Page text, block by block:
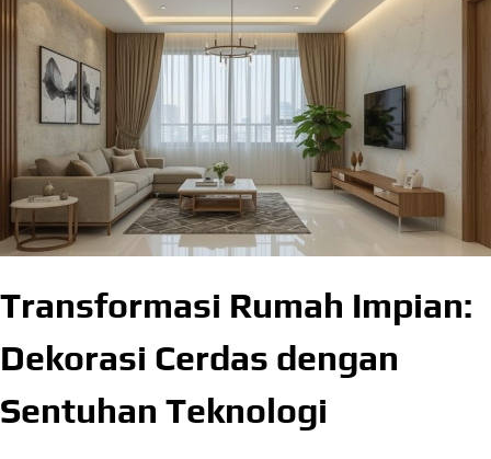
Transformasi Rumah Impian:
Dekorasi Cerdas dengan
Sentuhan Teknologi